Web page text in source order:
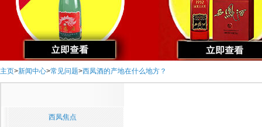
主页>新闻中心>常见问题>西凤酒的产地在什么地方？
西凤焦点